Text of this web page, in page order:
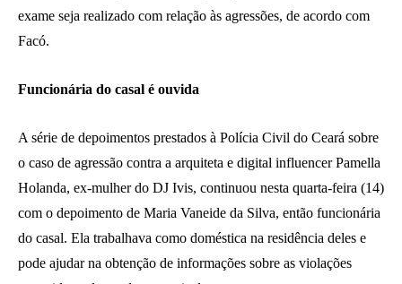
exame seja realizado com relação às agressões, de acordo com
Facó.
Funcionária do casal é ouvida
A série de depoimentos prestados à Polícia Civil do Ceará sobre
o caso de agressão contra a arquiteta e digital influencer Pamella
Holanda, ex-mulher do DJ Ivis, continuou nesta quarta-feira (14)
com o depoimento de Maria Vaneide da Silva, então funcionária
do casal. Ela trabalhava como doméstica na residência deles e
pode ajudar na obtenção de informações sobre as violações